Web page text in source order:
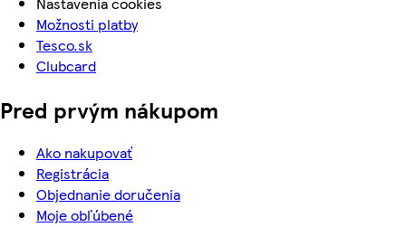
Možnosti platby
Tesco.sk
Clubcard
Pred prvým nákupom
Ako nakupovať
Registrácia
Objednanie doručenia
Moje obľúbené